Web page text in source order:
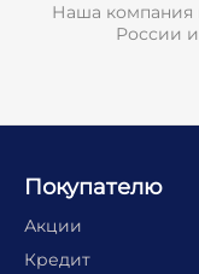
Наша компания
России
Покупателю
Акции
Кредит